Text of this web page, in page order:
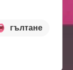
гълтане